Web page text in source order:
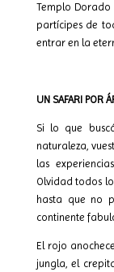
Templo
partícipes de
entrar en la
UN SAFARI POR
Si lo que
naturaleza,
las
Olvidad todos
hasta que no
continente
El rojo
jungla, el